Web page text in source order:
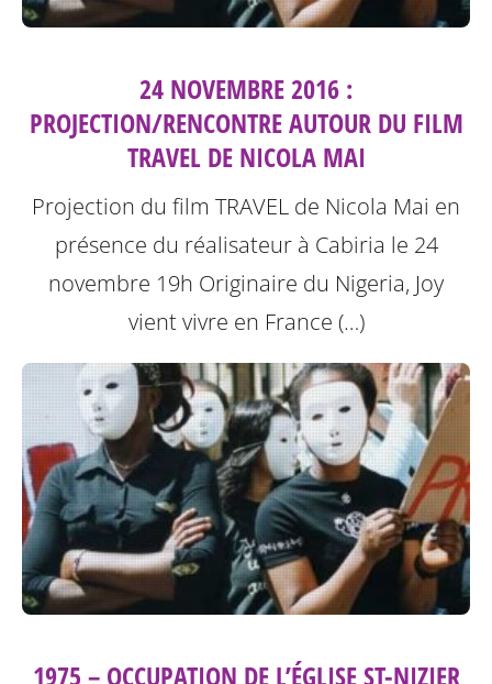
24 NOVEMBRE 2016 :
PROJECTION/RENCONTRE AUTOUR DU FILM
TRAVEL DE NICOLA MAI
Projection du film TRAVEL de Nicola Mai en
présence du réalisateur à Cabiria le 24
novembre 19h Originaire du Nigeria, Joy
vient vivre en France (…)
1975 – OCCUPATION DE L’ÉGLISE ST-NIZIER